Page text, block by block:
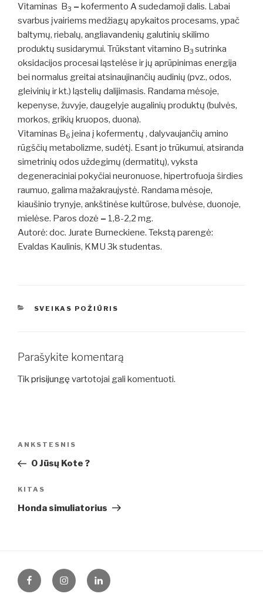
Vitaminas B3 – kofermento A sudedamoji dalis. Labai
svarbus įvairiems medžiagų apykaitos procesams, ypač
baltymų, riebalų, angliavandenių galutinių skilimo
produktų susidarymui. Trūkstant vitamino B3 sutrinka
oksidacijos procesai ląstelėse ir jų aprūpinimas energija
bei normalus greitai atsinaujinančių audinių (pvz., odos,
gleivinių ir kt.) ląstelių dalijimasis. Randama mėsoje,
kepenyse, žuvyje, daugelyje augalinių produktų (bulvės,
morkos, grikių kruopos, duona).
Vitaminas B6įeina į kofermentų , dalyvaujančių amino
rūgščių metabolizme, sudėtį. Esant jo trūkumui, atsiranda
simetrinių odos uždegimų (dermatitų), vyksta
degeneraciniai pokyčiai neuronuose, hipertrofuoja širdies
raumuo, galima mažakraujystė. Randama mėsoje,
kiaušinio trynyje, ankštinėse kultūrose, bulvėse, duonoje,
mielėse. Paros dozė – 1,8-2,2 mg.
Autorė: doc. Jurate Burneckiene. Tekstą parengė:
Evaldas Kaulinis, KMU 3k studentas.
KATEGORIJOS
SVEIKAS POŽIŪRIS
Parašykite komentarą
Tikprisijungę vartotojai gali komentuoti.
įrašų
Ankstesnis
įrašas
ANKSTESNIS
O Jūsų Kote ?
Kitas
įrašas
KITAS
Honda simuliatorius
FacebookInstagramLinkedIn